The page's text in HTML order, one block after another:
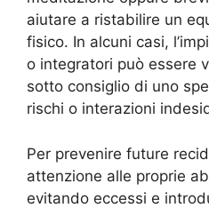
aiutare a ristabilire un
fisico. In alcuni casi,
o integratori può essere
sotto consiglio di uno
rischi o interazioni
Per prevenire future
attenzione alle proprie
evitando eccessi e